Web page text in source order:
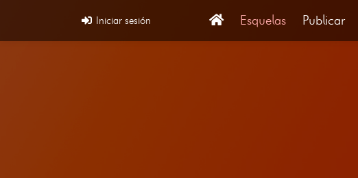
Iniciar sesión Esquelas Publicar